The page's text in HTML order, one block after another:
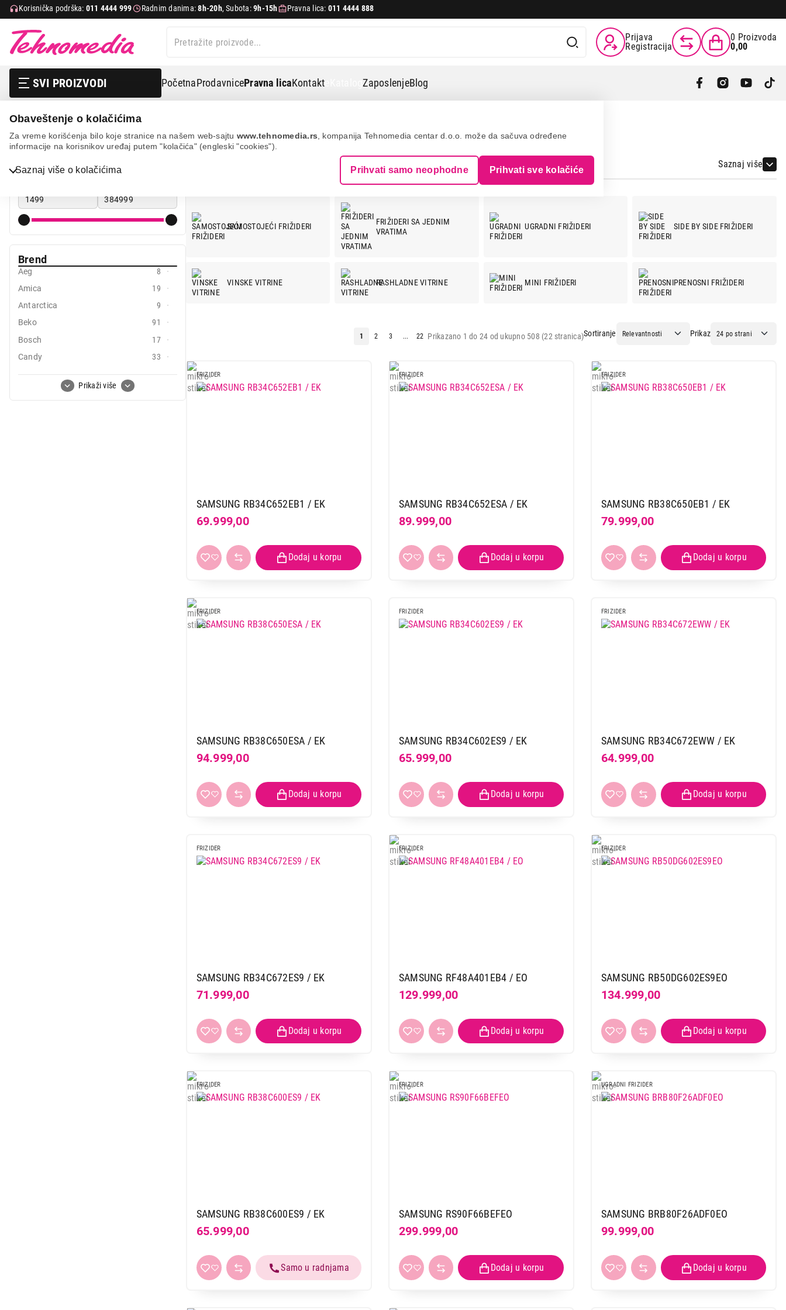
Obaveštenje o kolačićima
Za vreme korišćenja bilo koje stranice na našem web-sajtu www.tehnomedia.rs , kompanija Tehnomedia centar d.o.o. može da sačuva određene
informacije na korisnikov uređaj putem "kolačića" (engleski "cookies").
Saznaj više o kolačićima Prihvati samo neophodne Prihvati sve kolačiće
Korisnička podrška: 011 4444 999 Radnim danima:8h-20h, Subota:9h-15h Pravna lica: 011 4444 888
Prijava
Registracija
0 Proizvoda
0,00
SVI PROIZVODI PočetnaProdavnicePravna licaKontakt eKatalogZaposlenjeBlog
TV, audio, video i foto
Mobilni telefoni i tableti
Mali kućni aparati
Mali kuhinjski aparati
Nega tela, lepota i zdravlje
Sport i putovanje
Sve za kuću i baštu
Bela tehnika Frižideri
Cena
Brend
Prikaži više
Aeg
8
Amica
19
Antarctica
9
Beko
91
Bosch
17
Candy
33
Carbon
2
Saznaj više
SAMOSTOJEĆI FRIŽIDERI
FRIŽIDERI SA JEDNIM
VRATIMA
UGRADNI FRIŽIDERI SIDE BY SIDE FRIŽIDERI
VINSKE VITRINE RASHLADNE VITRINE MINI FRIŽIDERI PRENOSNI FRIŽIDERI
Sortiranje Prikaz
Prikazano 1 do 24 od ukupno 508 (22 stranica)
1 2 3 ... 22
FRIZIDER
SAMSUNG RB34C652EB1 / EK
69.999,00
FRIZIDER
SAMSUNG RB34C652ESA / EK
89.999,00
FRIZIDER
SAMSUNG RB38C650EB1 / EK
79.999,00
FRIZIDER
SAMSUNG RB38C650ESA / EK
94.999,00
FRIZIDER
SAMSUNG RB34C602ES9 / EK
65.999,00
FRIZIDER
SAMSUNG RB34C672EWW / EK
64.999,00
FRIZIDER
SAMSUNG RB34C672ES9 / EK
71.999,00
FRIZIDER
SAMSUNG RF48A401EB4 / EO
129.999,00
FRIZIDER
SAMSUNG RB50DG602ES9EO
134.999,00
FRIZIDER
SAMSUNG RB38C600ES9 / EK
65.999,00
FRIZIDER
SAMSUNG RS90F66BEFEO
299.999,00
UGRADNI FRIZIDER
SAMSUNG BRB80F26ADF0EO
99.999,00